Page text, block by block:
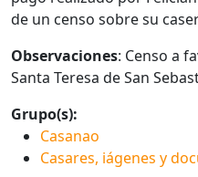
de un censo sobre su
Observaciones: Censo a
Santa Teresa de San
Grupo(s):
Casanao
Casares, iágenes y